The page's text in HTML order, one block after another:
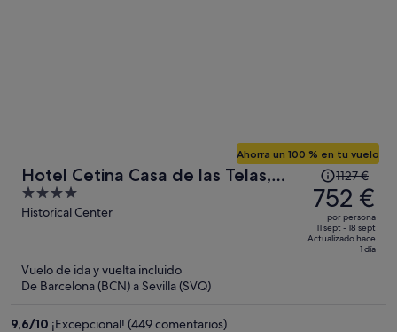
Hotel Cetina Casa de las Telas,
Sevilla
4
out
Historical Center
Ahorra un 100 % en tu vuelo
El
precio
era
de
1127 €,
1127 €
752 €
por persona
11 sept - 18 sept
Actualizado hace
1 día
Vuelo de ida y vuelta incluido
De Barcelona (BCN) a Sevilla (SVQ)
9,6/10 ¡Excepcional! (449 comentarios)